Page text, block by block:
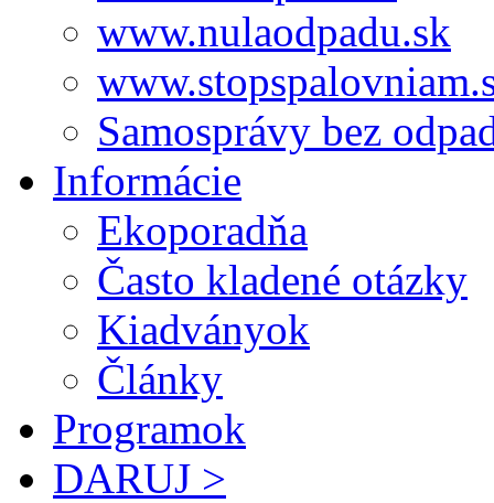
www.nulaodpadu.sk
Samosprávy bez
Informácie
Ekoporadňa
Často kladené otázky
Kiadványok
Články
Programok
DARUJ >